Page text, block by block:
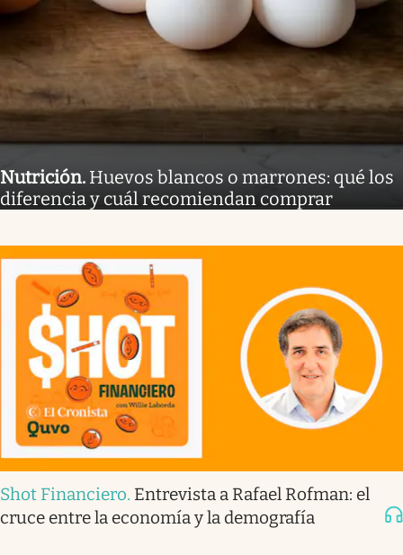
Nutrición. Huevos blancos o marrones: qué los
diferencia y cuál recomiendan comprar
Shot Financiero. Entrevista a Rafael Rofman: el
cruce entre la economía y la demografía